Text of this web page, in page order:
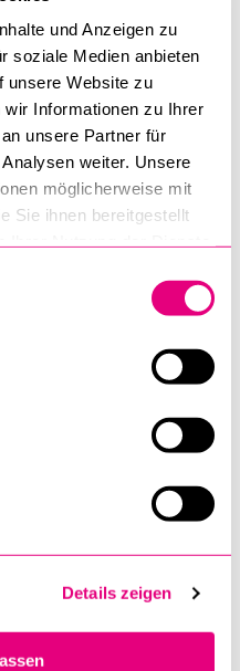
und Anzeigen zu
soziale Medien anbieten
unsere Website zu
Informationen zu Ihrer
unsere Partner für
weiter. Unsere
möglicherweise mit
Sie ihnen bereitgestellt
Details zeigen
Luzern: Gute
und Infoabende für